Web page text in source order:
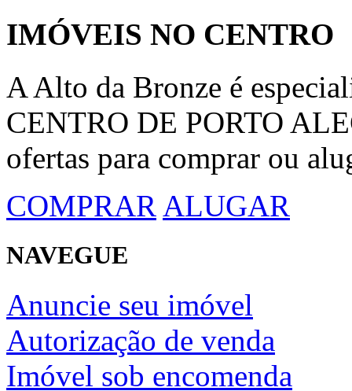
IMÓVEIS NO CENTRO
A Alto da Bronze é
CENTRO DE PORTO
ofertas para comprar ou
COMPRAR ALUGAR
NAVEGUE
Anuncie seu imóvel
Autorização de venda
Imóvel sob encomenda